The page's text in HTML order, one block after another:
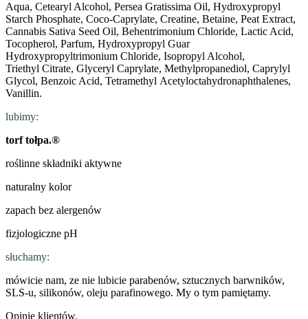
Aqua, Cetearyl Alcohol, Persea Gratissima Oil, Hydroxypropyl
Starch Phosphate, Coco-Caprylate, Creatine, Betaine, Peat Extract,
Cannabis Sativa Seed Oil, Behentrimonium Chloride, Lactic Acid,
Tocopherol, Parfum, Hydroxypropyl Guar
Hydroxypropyltrimonium Chloride, Isopropyl Alcohol,
Triethyl Citrate, Glyceryl Caprylate, Methylpropanediol, Caprylyl
Glycol, Benzoic Acid, Tetramethyl Acetyloctahydronaphthalenes,
Vanillin.
lubimy:
torf tołpa.®
roślinne składniki aktywne
naturalny kolor
zapach bez alergenów
fizjologiczne pH
słuchamy:
mówicie nam, ze nie lubicie parabenów, sztucznych barwników,
SLS-u, silikonów, oleju parafinowego. My o tym pamiętamy.
Opinie klientów.